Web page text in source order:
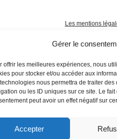
Gérer le
offrir les meilleures expériences, nous
pour stocker et/ou accéder aux
nous permettra de traiter
ou les ID uniques sur ce site. Le
peut avoir un effet négatif sur
Accepter
Les mentions